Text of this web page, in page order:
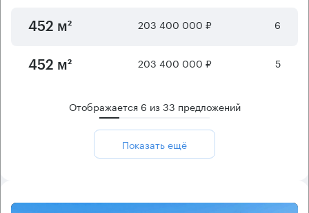
452 м² 203 400 000 ₽ 6
452 м² 203 400 000 ₽ 5
Отображается 6 из33 предложений
Показать ещё